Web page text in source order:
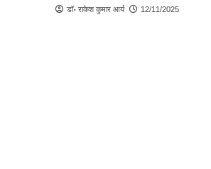
डॉ॰ राकेश कुमार आर्य 12/11/2025